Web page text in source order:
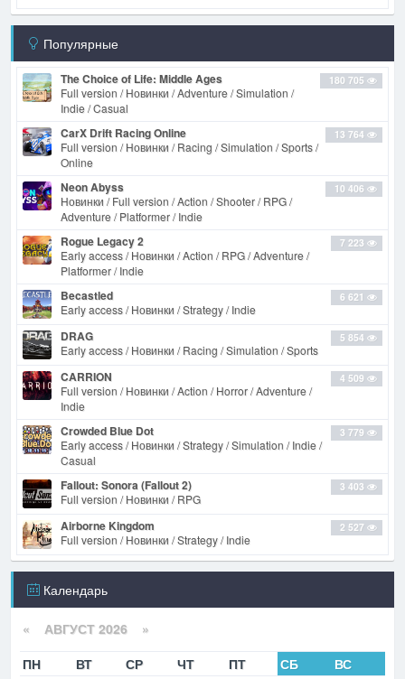
Популярные
180 705
The Choice of Life: Middle Ages
Full version / Новинки / Adventure / Simulation /
Indie / Casual
13 764
CarX Drift Racing Online
Full version / Новинки / Racing / Simulation / Sports /
Online
10 406
Neon Abyss
Новинки / Full version / Action / Shooter / RPG /
Adventure / Platformer / Indie
7 223
Rogue Legacy 2
Early access / Новинки / Action / RPG / Adventure /
Platformer / Indie
6 621
Becastled
Early access / Новинки / Strategy / Indie
5 854
DRAG
Early access / Новинки / Racing / Simulation / Sports
4 509
CARRION
Full version / Новинки / Action / Horror / Adventure /
Indie
3 779
Crowded Blue Dot
Early access / Новинки / Strategy / Simulation / Indie /
Casual
3 403
Fallout: Sonora (Fallout 2)
Full version / Новинки / RPG
2 527
Airborne Kingdom
Full version / Новинки / Strategy / Indie
Календарь
« АВГУСТ 2026 »
ПН
ВТ СР ЧТ ПТ СБ
ВС